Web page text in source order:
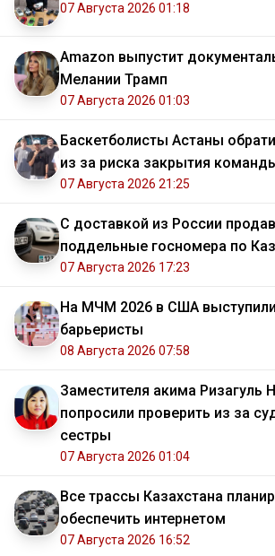
07 Августа 2026 01:18
Amazon выпустит
Мелании Трамп
07 Августа 2026 01:03
Баскетболисты Астаны
из за риска закрытия
07 Августа 2026 21:25
С доставкой из России
поддельные госномера по
07 Августа 2026 17:23
На МЧМ 2026 в США выступили
барьеристы
08 Августа 2026 07:58
Заместителя акима Ризагуль
попросили проверить из за
сестры
07 Августа 2026 01:04
Все трассы Казахстана
обеспечить интернетом
07 Августа 2026 16:52